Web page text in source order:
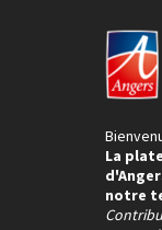
La
notre